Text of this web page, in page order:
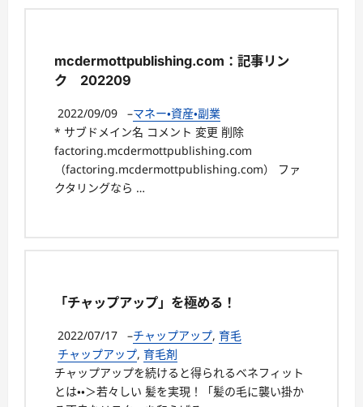
mcdermottpublishing.com：記事リン
ク 202209
2022/09/09 –マネー・資産・副業
* サブドメイン名 コメント 変更 削除
factoring.mcdermottpublishing.com
（factoring.mcdermottpublishing.com） ファ
クタリングなら …
「チャップアップ」を極める！
2022/07/17 –チャップアップ, 育毛
チャップアップ, 育毛剤
チャップアップを続けると得られるベネフィット
とは・・＞若々しい 髪を実現！「髪の毛に襲い掛か